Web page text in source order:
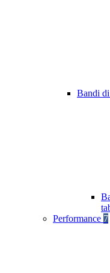
Bandi
Performance 7